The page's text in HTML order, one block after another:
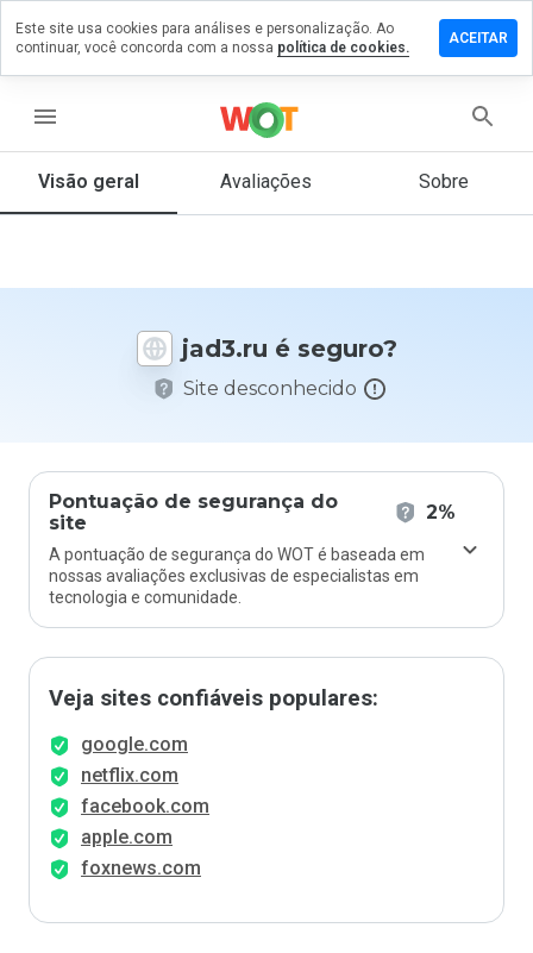
menu
Visão geral Avaliações Sobre
jad3.ru é seguro?
Site desconhecido
Pontuação de segurança do
site
2%
A pontuação de segurança do WOT é baseada em
nossas avaliações exclusivas de especialistas em
tecnologia e comunidade.
Veja sites confiáveis populares:
google.com
netflix.com
facebook.com
apple.com
foxnews.com
um
jad3.ru
De 1
nota
Este site usa cookies para análises e personalização. Ao
continuar, você concorda com a nossa política de cookies.
ACEITAR